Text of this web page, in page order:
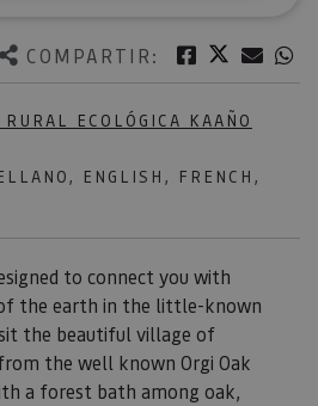
COMPARTIR: Facebook
Twitter
RURAL ECOLÓGICA KAAÑO
ENGLISH, FRENCH,
to connect you with
the earth in the little-known
the beautiful village of
the well known Orgi Oak
a forest bath among oak,